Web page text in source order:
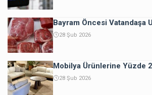
Bayram Öncesi Vatandaşa
28 Şub 2026
Mobilya Ürünlerine Yüzde
28 Şub 2026